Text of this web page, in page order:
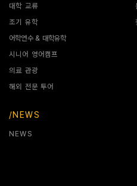
대학 교류
조기 유학
어학연수 & 대학유학
시니어 영어캠프
의료 관광
해외 전문 투어
/NEWS
NEWS